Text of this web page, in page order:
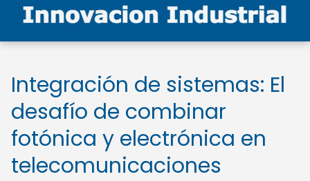
Integración de sistemas: El
desafío de combinar
fotónica y electrónica en
telecomunicaciones